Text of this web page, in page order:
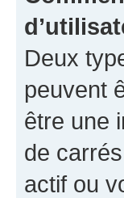
Deux
peuvent
être une
de
actif ou